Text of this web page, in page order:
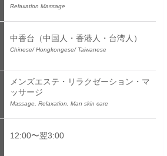
Relaxation Massage
中香台（中国人・香港人・台湾人）
Chinese/ Hongkongese/ Taiwanese
メンズエステ・リラクゼーション・マ
ッサージ
Massage, Relaxation, Man skin care
12:00〜翌3:00